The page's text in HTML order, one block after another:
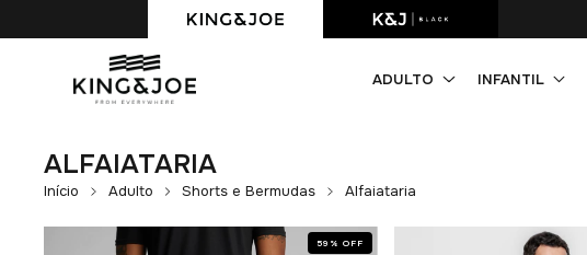
Primeira compra com 10% OFF. Cupom: PRIMEIRACOMPRA
ADULTO INFANTIL
ALFAIATARIA
Início Adulto Shorts e Bermudas Alfaiataria
59 % OFF